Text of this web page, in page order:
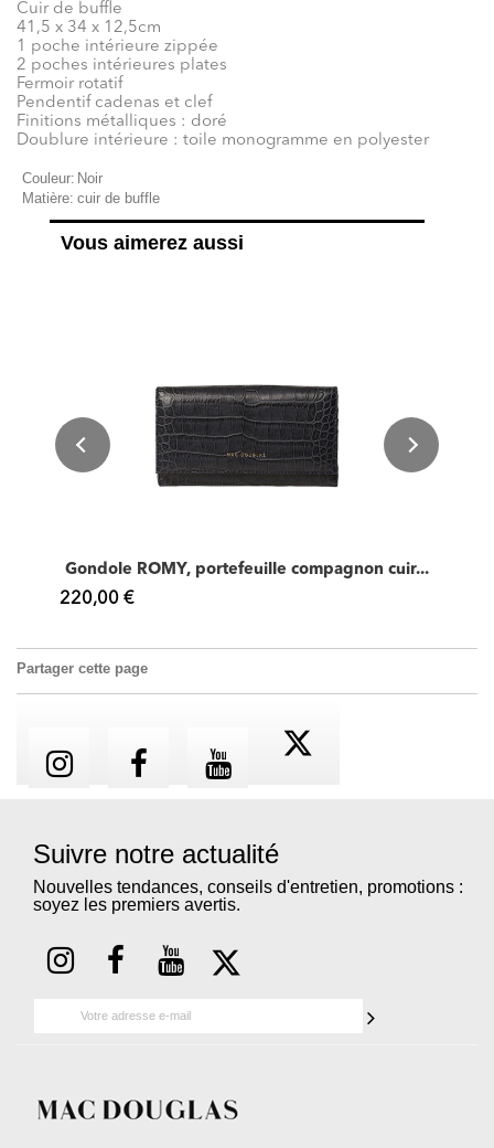
Cuir de buffle
41,5 x 34 x 12,5cm
1 poche intérieure zippée
2 poches intérieures plates
Fermoir rotatif
Pendentif cadenas et clef
Finitions métalliques : doré
Doublure intérieure : toile monogramme en polyester
Couleur: Noir
Matière: cuir de buffle
Vous aimerez aussi
Gondole ROMY, portefeuille compagnon cuir...
220,00 €
Partager cette page
Suivre notre actualité
Nouvelles tendances, conseils d'entretien, promotions :
soyez les premiers avertis.